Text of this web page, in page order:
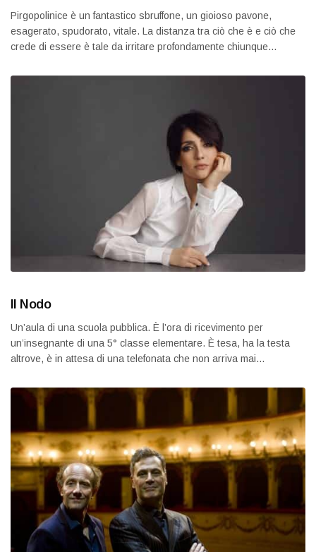
Pirgopolinice è un fantastico sbruffone, un gioioso pavone,
esagerato, spudorato, vitale. La distanza tra ciò che è e ciò che
crede di essere è tale da irritare profondamente chiunque…
Il Nodo
Un’aula di una scuola pubblica. È l’ora di ricevimento per
un’insegnante di una 5° classe elementare. È tesa, ha la testa
altrove, è in attesa di una telefonata che non arriva mai…